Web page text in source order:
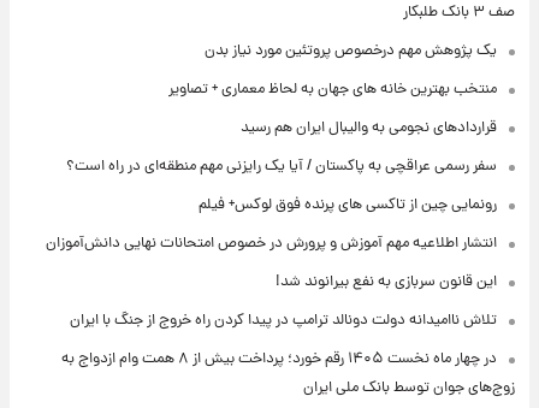
صف ۳ بانک طلبکار
یک پژوهش مهم درخصوص پروتئین مورد نیاز بدن
منتخب بهترین خانه های جهان به لحاظ معماری + تصاویر
قراردادهای نجومی به والیبال ایران هم رسید
سفر رسمی عراقچی به پاکستان / آیا یک رایزنی مهم منطقه‌ای در راه است؟
رونمایی چین از تاکسی های پرنده فوق لوکس+ فیلم
انتشار اطلاعیه مهم آموزش و پرورش در خصوص امتحانات نهایی دانش‌آموزان
این قانون سربازی به نفع بیرانوند شد!
تلاش ناامیدانه‌ دولت دونالد ترامپ در پیدا کردن راه خروج از جنگ با ایران
در چهار ماه نخست ۱۴۰۵ رقم خورد؛ پرداخت بیش از ۸ همت وام ازدواج به
زوج‌های جوان توسط بانک ملی ایران